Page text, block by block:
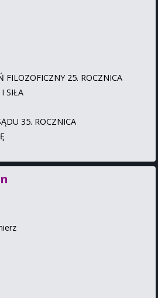
FILOZOFICZNY 25. ROCZNICA
SIŁA
35. ROCZNICA